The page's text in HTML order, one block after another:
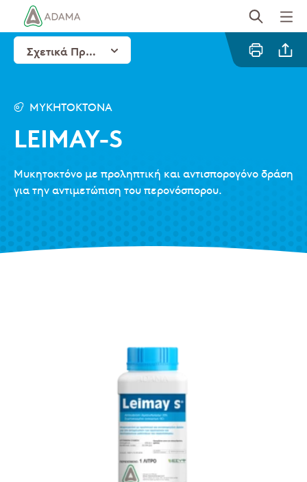
Παράκαμψη
κυρίωςΣχετικά Προϊόντα
ΜΥΚΗΤΟΚΤΌΝΑ
LEIMAY-S
Μυκητοκτόνο με προληπτική και αντισπορογόνο δράση
για την αντιμετώπιση του περονόσπορου.